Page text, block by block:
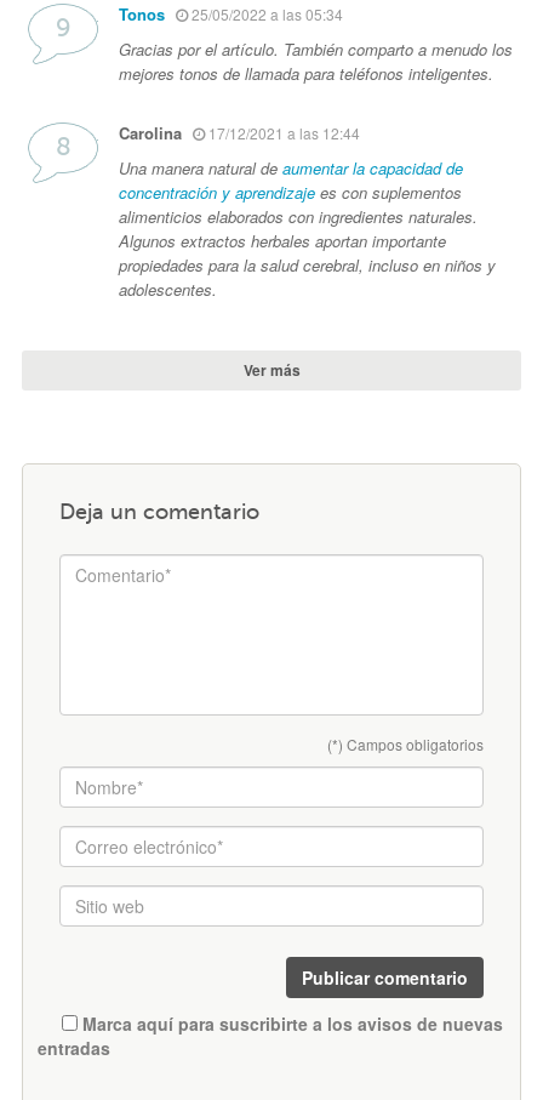
Tonos 25/05/2022 a las 05:34
Gracias por el artículo. También comparto a menudo los
mejores tonos de llamada para teléfonos inteligentes.
Carolina 17/12/2021 a las 12:44
Una manera natural de aumentar la capacidad de
concentración y aprendizaje es con suplementos
alimenticios elaborados con ingredientes naturales.
Algunos extractos herbales aportan importante
propiedades para la salud cerebral, incluso en niños y
adolescentes.
Ver más
Deja un comentario
(*) Campos obligatorios
Marca aquí para suscribirte a los avisos de nuevas
entradas